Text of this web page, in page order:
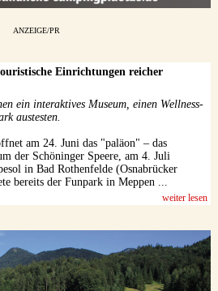
ANZEIGE/PR
Einrichtungen reicher
ein interaktives Museum, einen Wellness-
austesten.
am 24. Juni das "paläon" – das
der Schöninger Speere, am 4. Juli
in Bad Rothenfelde (Osnabrücker
bereits der Funpark in Meppen ...
weiter lesen